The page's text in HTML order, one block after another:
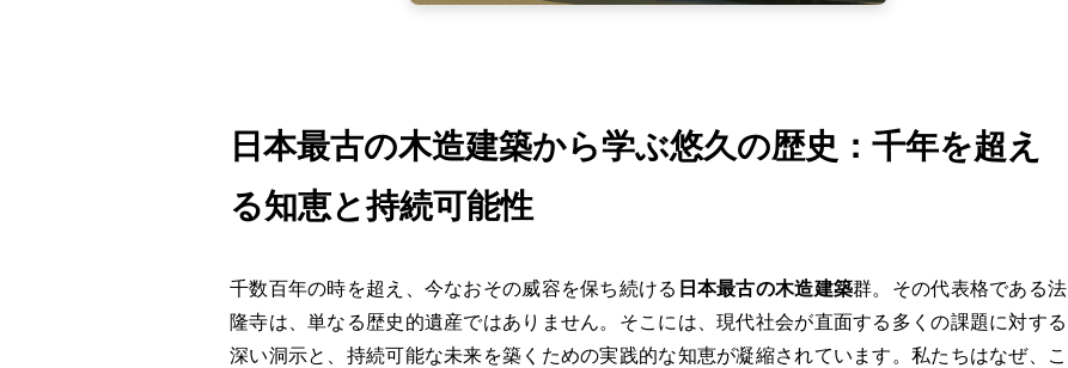
日本最古の木造建築から学ぶ悠久の歴史：千年を超え
る知恵と持続可能性
千数百年の時を超え、今なおその威容を保ち続ける 日本最古の木造建築群。その代表格である法
隆寺は、単なる歴史的遺産ではありません。そこには、現代社会が直面する多くの課題に対する
深い洞示と、持続可能な未来を築くための実践的な知恵が凝縮されています。私たちはなぜ、こ